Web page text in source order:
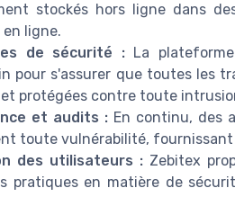
stockés hors ligne dans
ligne.
de sécurité :La plateforme
pour s'assurer que toutes les
protégées contre toute
et audits : En continu, des
toute vulnérabilité,
des utilisateurs :Zebitex
pratiques en matière de